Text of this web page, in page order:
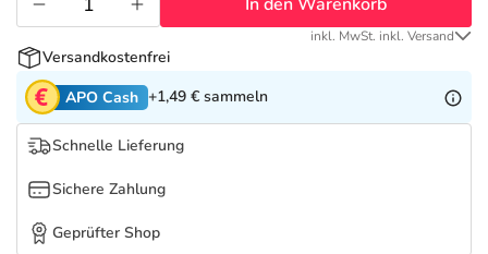
Tierapotheke
Vitamine & Mineralstoffe
Marken
Salus Deals
inkl. MwSt. inkl. Versand
Versandkostenfrei
APO Cash +1,49 € sammeln
Schnelle Lieferung
Sichere Zahlung
Geprüfter Shop